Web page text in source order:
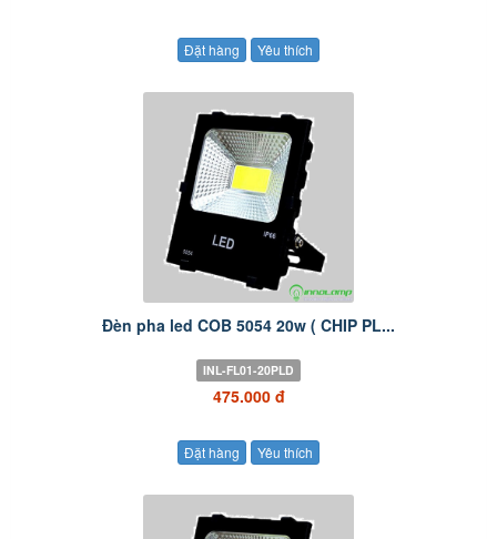
Đặt hàng Yêu thích
Đèn pha led COB 5054 20w ( CHIP PL...
INL-FL01-20PLD
475.000 đ
Đặt hàng Yêu thích